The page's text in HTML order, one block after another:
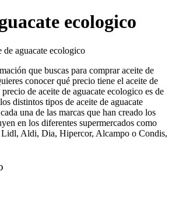
ecologico
de aguacate ecologico
que buscas para comprar aceite de
conocer qué precio tiene el aceite de
de aceite de aguacate ecologico es de
distintos tipos de aceite de aguacate
una de las marcas que han creado los
en los diferentes supermercados como
Lidl, Aldi, Dia, Hipercor, Alcampo o Condis,